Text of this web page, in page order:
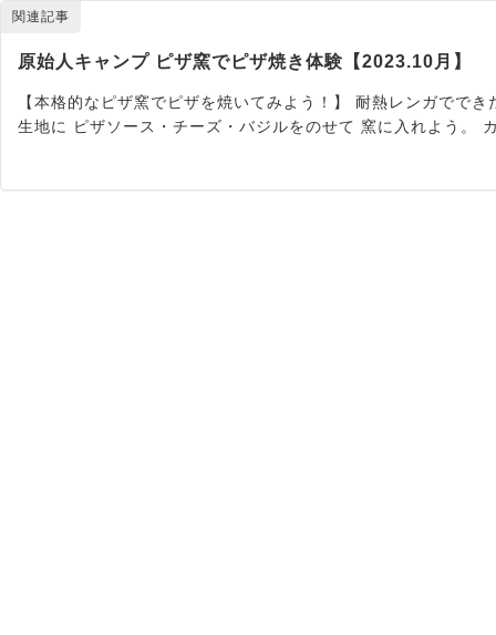
関連記事
原始人キャンプ ピザ窯でピザ焼き体験【2023.10月】
【本格的なピザ窯でピザを焼いてみよう！】 耐熱レンガでで
生地に ピザソース・チーズ・バジルをのせて 窯に入れよう。